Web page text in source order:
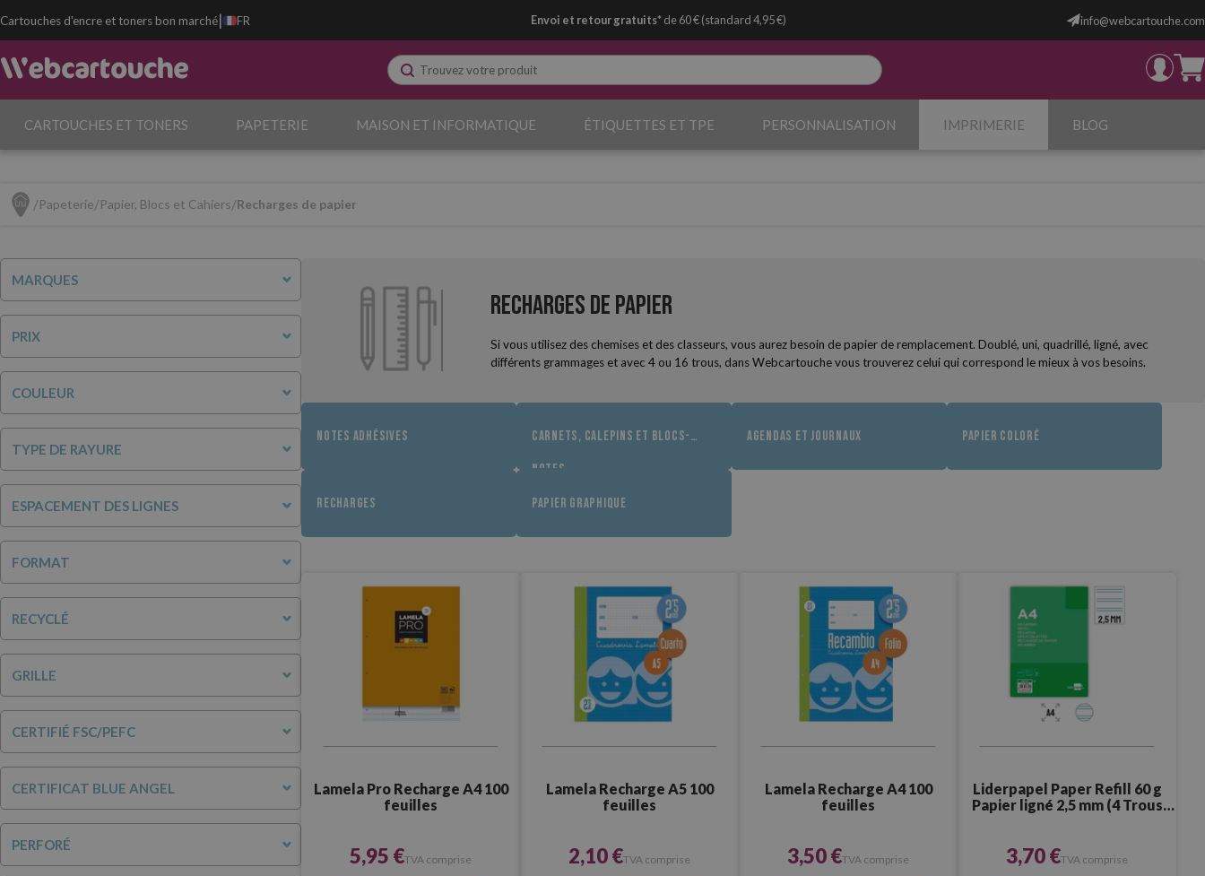
Cartouches d'encre et toners bon marché| FR Envoi et retour gratuits*de 60 € (standard 4,95 €) info@webcartouche.com
CARTOUCHES ET TONERS PAPETERIE MAISON ET INFORMATIQUE ÉTIQUETTES ET TPE PERSONNALISATION IMPRIMERIE BLOG
Papeterie Papier, Blocs et Cahiers Recharges de papier
MARQUES
PRIX
COULEUR
TYPE DE RAYURE
ESPACEMENT DES LIGNES
FORMAT
RECYCLÉ
GRILLE
CERTIFIÉ FSC/PEFC
CERTIFICAT BLUE ANGEL
PERFORÉ
Recharges de papier
Si vous utilisez des chemises et des classeurs, vous aurez besoin de papier de remplacement. Doublé, uni, quadrillé, ligné, avec
différents grammages et avec 4 ou 16 trous, dans Webcartouche vous trouverez celui qui correspond le mieux à vos besoins.
NOTES ADHÉSIVES
CARNETS, CALEPINS ET BLOCS-
NOTES
AGENDAS ET JOURNAUX PAPIER COLORÉ
RECHARGES PAPIER GRAPHIQUE
Lamela Pro Recharge A4 100
feuilles
5,95 €TVA comprise
Lamela Recharge A5 100
feuilles
2,10 €TVA comprise
Lamela Recharge A4 100
feuilles
3,50 €TVA comprise
Liderpapel Paper Refill 60 g
Papier ligné 2,5 mm (4 Trous
3,70 €TVA comprise